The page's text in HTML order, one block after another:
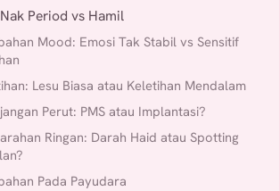
Period vs Hamil
Mood: Emosi Tak Stabil vs Sensitif
Lesu Biasa atau Keletihan Mendalam
Perut: PMS atau Implantasi?
Ringan: Darah Haid atau Spotting
Pada Payudara